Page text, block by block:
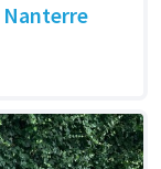
Nanterre